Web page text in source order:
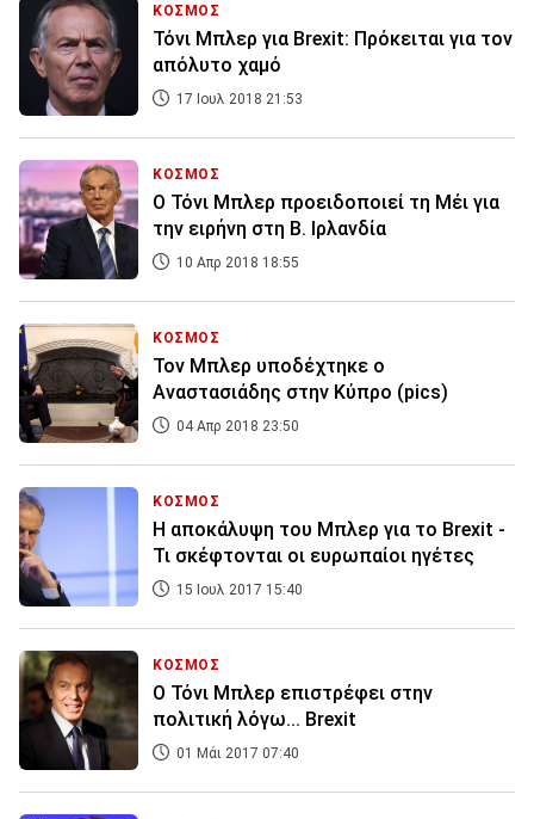
ΚΟΣΜΟΣ
Τόνι Μπλερ για Brexit: Πρόκειται για τον
απόλυτο χαμό
17 Ιουλ 2018 21:53
ΚΟΣΜΟΣ
Ο Τόνι Μπλερ προειδοποιεί τη Μέι για
την ειρήνη στη Β. Ιρλανδία
10 Απρ 2018 18:55
ΚΟΣΜΟΣ
Τον Μπλερ υποδέχτηκε ο
Αναστασιάδης στην Κύπρο (pics)
04 Απρ 2018 23:50
ΚΟΣΜΟΣ
Η αποκάλυψη του Μπλερ για το Brexit -
Τι σκέφτονται οι ευρωπαίοι ηγέτες
15 Ιουλ 2017 15:40
ΚΟΣΜΟΣ
Ο Τόνι Μπλερ επιστρέφει στην
πολιτική λόγω... Brexit
01 Μάι 2017 07:40